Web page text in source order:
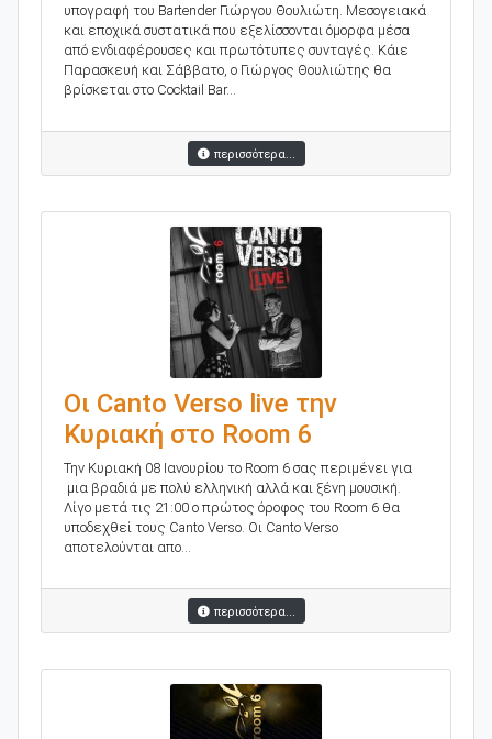
υπογραφή του Βartender Γιώργου Θουλιώτη. Μεσογειακά
και εποχικά συστατικά που εξελίσσονται όμορφα μέσα
από ενδιαφέρουσες και πρωτότυπες συνταγές. Κάιε
Παρασκευή και Σάββατο, ο Γιώργος Θουλιώτης θα
βρίσκεται στο Cocktail Bar...
περισσότερα...
Οι Canto Verso live την
Κυριακή στο Room 6
Την Κυριακή 08 Ιανουρίου το Room 6 σας περιμένει για
μια βραδιά με πολύ ελληνική αλλά και ξένη μουσική.
Λίγο μετά τις 21:00 ο πρώτος όροφος του Room 6 θα
υποδεχθεί τους Canto Verso. Οι Canto Verso
αποτελούνται απο...
περισσότερα...